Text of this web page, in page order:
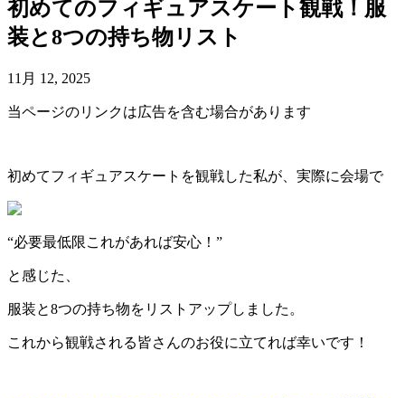
初めてのフィギュアスケート観戦！服
装と8つの持ち物リスト
11月 12, 2025
当ページのリンクは広告を含む場合があります
初めてフィギュアスケートを観戦した私が、実際に会場で
“必要最低限これがあれば安心！”
と感じた、
服装と8つの持ち物を リストアップしました。
これから観戦される皆さんのお役に立てれば幸いです！